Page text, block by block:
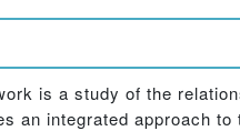
is a study of the
an integrated approach